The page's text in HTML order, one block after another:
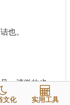
也。
，清微故也。
文化 实用工具